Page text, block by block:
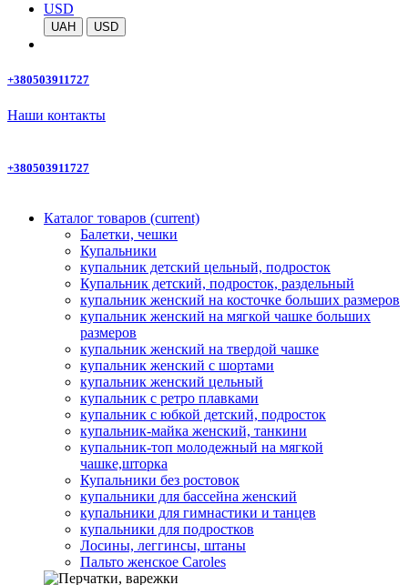
USD
UAH USD
+380503911727
Наши контакты
+380503911727
Каталог товаров (current)
Балетки, чешки
Купальники
купальник детский цельный, подросток
Купальник детский, подросток, раздельный
купальник женский на косточке больших размеров
купальник женский на мягкой чашке больших
размеров
купальник женский на твердой чашке
купальник женский с шортами
купальник женский цельный
купальник с ретро плавками
купальник с юбкой детский, подросток
купальник-майка женский, танкини
купальник-топ молодежный на мягкой
чашке,шторка
Купальники без ростовок
купальники для бассейна женский
купальники для гимнастики и танцев
купальники для подростков
Лосины, леггинсы, штаны
Пальто женское Caroles